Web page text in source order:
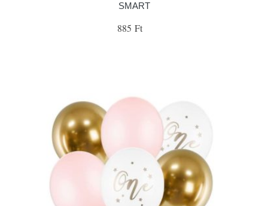
SMART
885 Ft